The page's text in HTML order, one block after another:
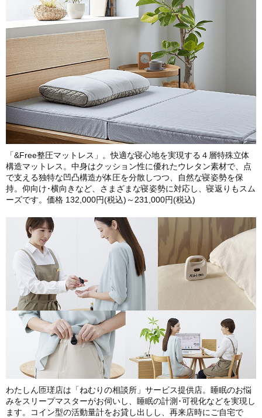
「&Free整圧マットレス」。快適な寝心地を実現する４層特殊立体
構造マットレス。中身はクッション性に優れたウレタン素材で、点
で支える独特な凹凸構造が体圧を分散しつつ、自然な寝姿勢を保
持。仰向け･横向きなど、さまざまな寝姿勢に対応し、寝返りもスム
ーズです。価格 132,000円(税込)～231,000円(税込)
わたしん匝瑳店は「ねむりの相談所」サービス提供店。睡眠のお悩
みをスリープマスターがお伺いし、睡眠の計測･可視化などを実現し
ます。コイン型の活動量計をお貸し出しし、再来店時にご自宅で